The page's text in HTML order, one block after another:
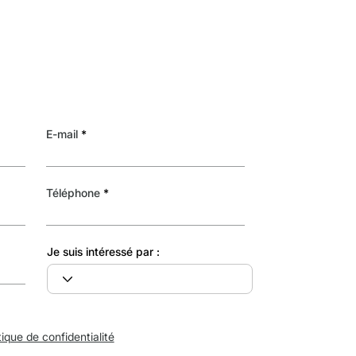
E-mail
Téléphone
Je suis intéressé par :
de confidentialité